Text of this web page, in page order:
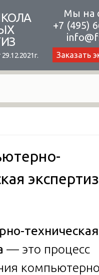
Мы на
+7 (495)
Заказать
техническая
— это процесс